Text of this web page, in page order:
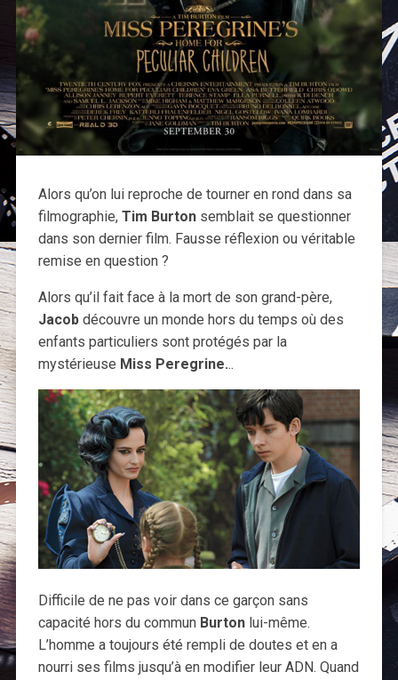
Alors qu’on lui reproche de tourner en rond dans sa
filmographie, Tim Burtonsemblait se questionner
dans son dernier film. Fausse réflexion ou véritable
remise en question ?
Alors qu’il fait face à la mort de son grand-père,
Jacobdécouvre un monde hors du temps où des
enfants particuliers sont protégés par la
mystérieuse Miss Peregrine...
Difficile de ne pas voir dans ce garçon sans
capacité hors du commun Burtonlui-même.
L’homme a toujours été rempli de doutes et en a
nourri ses films jusqu’à en modifier leur ADN. Quand